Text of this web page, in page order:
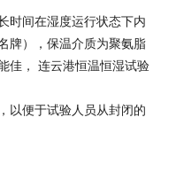
时间在湿度运行状态下内
牌），保温介质为聚氨脂
佳，
连云港恒温恒湿试验
以便于试验人员从封闭的